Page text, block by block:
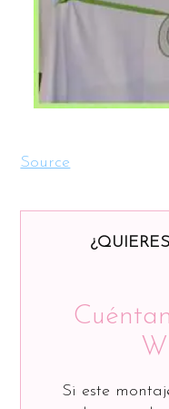
Source
Si este